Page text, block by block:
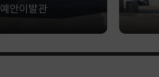
예안이발관